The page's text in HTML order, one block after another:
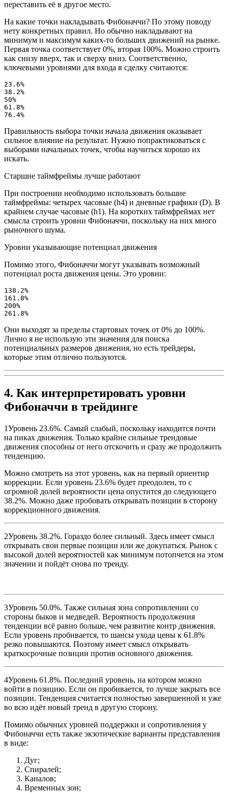
переставить её в другое место.
На какие точки накладывать Фибоначчи? По этому поводу
нету конкретных правил. Но обычно накладывают на
минимум и максимум каких-то больших движений на рынке.
Первая точка соответствует 0%, вторая 100%. Можно строить
как снизу вверх, так и сверху вниз. Соответственно,
ключевыми уровнями для входа в сделку считаются:
23.6%
38.2%
50%
61.8%
76.4%
Правильность выбора точки начала движения оказывает
сильное влияние на результат. Нужно попрактиковаться с
выборами начальных точек, чтобы научиться хорошо их
искать.
Старшие таймфреймы лучше работают
При построении необходимо использовать большие
таймфреймы: четырех часовые (h4) и дневные графики (D). В
крайнем случае часовые (h1). На коротких таймфреймах нет
смысла строить уровни Фибоначчи, поскольку на них много
рыночного шума.
Уровни указывающие потенциал движения
Помимо этого, Фибоначчи могут указывать возможный
потенциал роста движения цены. Это уровни:
138.2%
161.8%
200%
261.8%
Они выходят за пределы стартовых точек от 0% до 100%.
Лично я не использую эти значения для поиска
потенциальных размеров движения, но есть трейдеры,
которые этим отлично пользуются.
4. Как интерпретировать уровни
Фибоначчи в трейдинге
1Уровень 23.6%. Самый слабый, поскольку находится почти
на пиках движения. Только крайне сильные трендовые
движения способны от него отскочить и сразу же продолжить
тенденцию.
Можно смотреть на этот уровень, как на первый ориентир
коррекции. Если уровень 23.6% будет преодолен, то с
огромной долей вероятности цена опустится до следующего
38.2%. Можно даже пробовать открывать позиции в сторону
коррекционного движения.
2Уровень 38.2%. Гораздо более сильный. Здесь имеет смысл
открывать свои первые позиции или же докупаться. Рынок с
высокой долей вероятностей как минимум потопчется на этом
значении и пойдёт снова по тренду.
3Уровень 50.0%. Также сильная зона сопротивлении со
стороны быков и медведей. Вероятность продолжения
тенденции всё равно больше, чем развитие контр движения.
Если уровень пробивается, то шансы ухода цены к 61.8%
резко повышаются. Поэтому имеет смысл открывать
краткосрочные позиции против основного движения.
4Уровень 61.8%. Последний уровень, на котором можно
войти в позицию. Если он пробивается, то лучше закрыть все
позиции. Тенденция считается полностью завершенной и уже
во всю идёт новый тренд в другую сторону.
Помимо обычных уровней поддержки и сопротивления у
Фибоначчи есть также экзотические варианты представления
в виде:
Дуг;
Спиралей;
Каналов;
Временных зон;